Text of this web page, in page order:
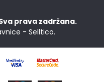
prava zadržana.
- Selltico.